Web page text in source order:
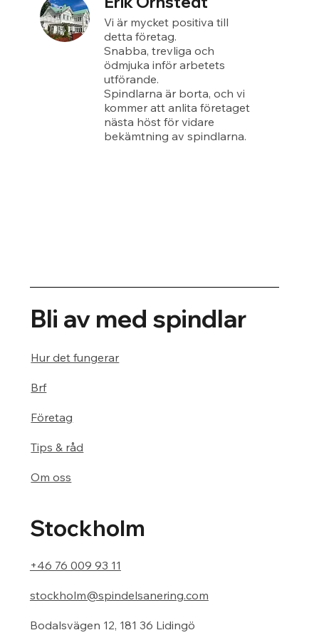
Vi är mycket positiva till
detta företag.
Snabba, trevliga och
ödmjuka inför arbetets
utförande.
Spindlarna är borta, och vi
kommer att anlita företaget
nästa höst för vidare
bekämtning av spindlarna.
Bli av med spindlar
Hur det fungerar
Brf
Företag
Tips & råd
Om oss
Stockholm
+46 76 009 93 11
Bodalsvägen 12, 181 36 Lidingö
stockholm@spindelsanering.com